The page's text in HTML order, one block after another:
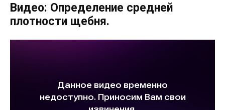
Видео: Определение средней
плотности щебня.